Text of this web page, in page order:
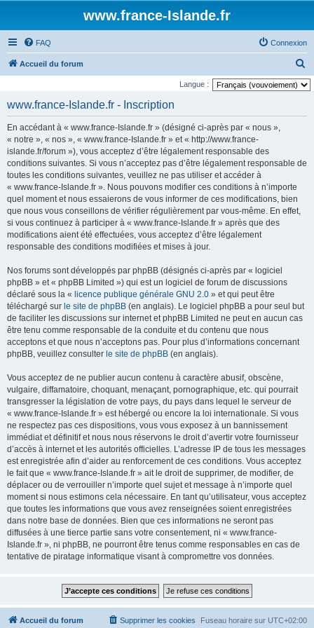
www.france-Islande.fr
FAQ Connexion
Accueil du forum
e
Langue :
www.france-Islande.fr - Inscription
En accédant à « www.france-Islande.fr » (désigné ci-après par « nous »,
« notre », « nos », « www.france-Islande.fr » et « http://www.france-
islande.fr/forum »), vous acceptez d’être légalement responsable des
conditions suivantes. Si vous n’acceptez pas d’être légalement responsable de
toutes les conditions suivantes, veuillez ne pas utiliser et accéder à
« www.france-Islande.fr ». Nous pouvons modifier ces conditions à n’importe
quel moment et nous essaierons de vous informer de ces modifications, bien
que nous vous conseillons de vérifier régulièrement par vous-même. En effet,
si vous continuez à participer à « www.france-Islande.fr » après que des
modifications aient été effectuées, vous acceptez d’être légalement
responsable des conditions modifiées et mises à jour.
Nos forums sont développés par phpBB (désignés ci-après par « logiciel
phpBB » et « phpBB Limited ») qui est un logiciel de forum de discussions
déclaré sous la « licence publique générale GNU 2.0 » et qui peut être
téléchargé sur le site de phpBB (en anglais). Le logiciel phpBB a pour seul but
de faciliter les discussions sur internet et phpBB Limited ne peut en aucun cas
être tenu comme responsable de la conduite et du contenu que nous
acceptons et que nous n’acceptons pas. Pour plus d’informations concernant
phpBB, veuillez consulter le site de phpBB (en anglais).
Vous acceptez de ne publier aucun contenu à caractère abusif, obscène,
vulgaire, diffamatoire, choquant, menaçant, pornographique, etc. qui pourrait
transgresser la législation de votre pays, du pays dans lequel le serveur de
« www.france-Islande.fr » est hébergé ou encore la loi internationale. Si vous
ne respectez pas ces dispositions, vous vous exposez à un bannissement
immédiat et définitif et nous nous réservons le droit d’avertir votre fournisseur
d’accès à internet et les autorités officielles. L’adresse IP de tous les messages
est enregistrée afin d’aider au renforcement de ces conditions. Vous acceptez
le fait que « www.france-Islande.fr » ait le droit de supprimer, de modifier, de
déplacer ou de verrouiller n’importe quel sujet et message à n’importe quel
moment si nous estimons cela nécessaire. En tant qu’utilisateur, vous acceptez
que toutes les informations que vous avez renseignées soient enregistrées
dans notre base de données. Bien que ces informations ne seront pas
diffusées à une tierce partie sans votre consentement, ni « www.france-
Islande.fr », ni phpBB, ne pourront être tenus comme responsables en cas de
tentative de piratage informatique visant à compromettre vos données.
Accueil du forum Fuseau horaire sur UTC+02:00
Supprimer les cookies